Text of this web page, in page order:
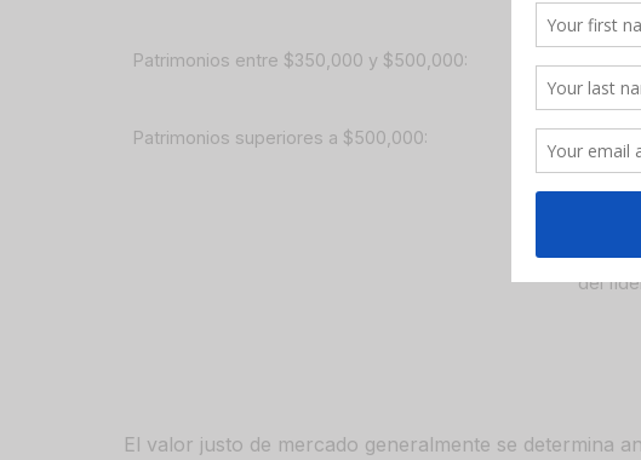
Patrimonios entre $350,000 y $500,000:
tarifas
Patrimonios superiores a $500,000:
valor
El
la
del
El valor justo de mercado generalmente se determina